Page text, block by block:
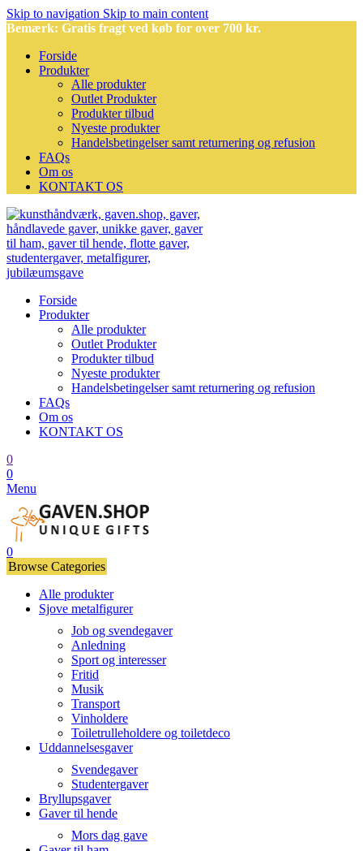
Skip to navigation Skip to main content
Bemærk: Gratis fragt ved køb for over 700 kr.
Forside
Produkter
Alle produkter
Outlet Produkter
Produkter tilbud
Nyeste produkter
Handelsbetingelser samt returnering og refusion
FAQs
Om os
KONTAKT OS
Forside
Produkter
Alle produkter
Outlet Produkter
Produkter tilbud
Nyeste produkter
Handelsbetingelser samt returnering og refusion
FAQs
Om os
KONTAKT OS
0
0
Menu
0
Browse Categories
Alle produkter
Sjove metalfigurer
Job og svendegaver
Anledning
Sport og interesser
Fritid
Musik
Transport
Vinholdere
Toiletrulleholdere og toiletdeco
Uddannelsesgaver
Svendegaver
Studentergaver
Bryllupsgaver
Gaver til hende
Mors dag gave